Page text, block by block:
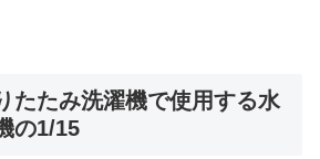
たたみ洗濯機で使用する水
の1/15